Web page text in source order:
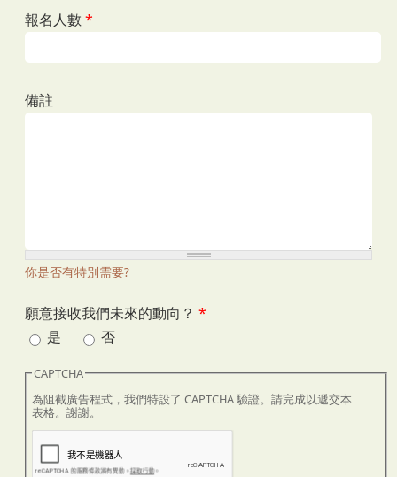
報名人數 *
備註
你是否有特別需要?
願意接收我們未來的動向？ *
是
否
CAPTCHA
為阻截廣告程式，我們特設了 CAPTCHA 驗證。請完成以遞交本
表格。謝謝。